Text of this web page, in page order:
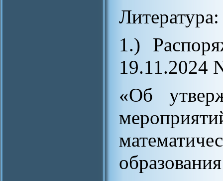
Литература:
1.)
19.11.2024
«Об